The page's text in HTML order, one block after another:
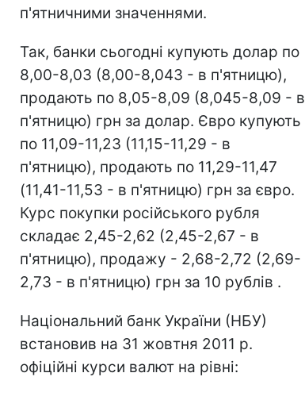
п'ятничними значеннями.
Так, банки сьогодні купують долар по
8,00-8,03 (8,00-8,043 - в п'ятницю),
продають по 8,05-8,09 (8,045-8,09 - в
п'ятницю) грн за долар. Євро купують
по 11,09-11,23 (11,15-11,29 - в
п'ятницю), продають по 11,29-11,47
(11,41-11,53 - в п'ятницю) грн за євро.
Курс покупки російського рубля
складає 2,45-2,62 (2,45-2,67 - в
п'ятницю), продажу - 2,68-2,72 (2,69-
2,73 - в п'ятницю) грн за 10 рублів .
Національний банк України (НБУ)
встановив на 31 жовтня 2011 р.
офіційні курси валют на рівні: